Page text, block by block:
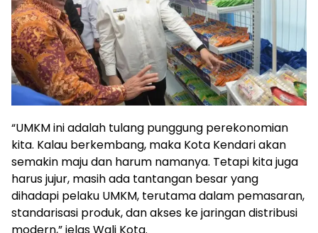
“UMKM ini adalah tulang punggung perekonomian
kita. Kalau berkembang, maka Kota Kendari akan
semakin maju dan harum namanya. Tetapi kita juga
harus jujur, masih ada tantangan besar yang
dihadapi pelaku UMKM, terutama dalam pemasaran,
standarisasi produk, dan akses ke jaringan distribusi